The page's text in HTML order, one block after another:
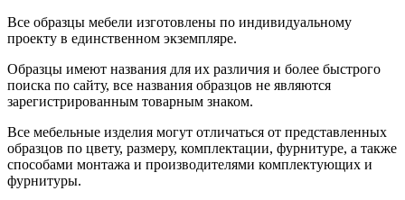
Все образцы мебели изготовлены по индивидуальному
проекту в единственном экземпляре.
Образцы имеют названия для их различия и более быстрого
поиска по сайту, все названия образцов не являются
зарегистрированным товарным знаком.
Все мебельные изделия могут отличаться от представленных
образцов по цвету, размеру, комплектации, фурнитуре, а также
способами монтажа и производителями комплектующих и
фурнитуры.